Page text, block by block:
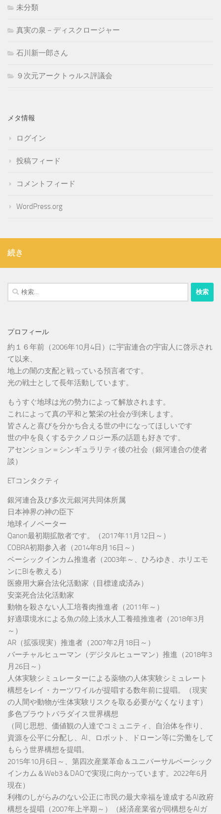
未分類
真実の泉－ディスクロージャー
石川新一郎さん
９次元アークトゥルス評議会
メタ情報
ログイン
投稿フィード
コメントフィード
WordPress.org
続き
検
索:
プロフィール
約１６年前（2006年10月4日）に宇宙連合の宇宙人に啓示され
て以来、
地上の闇の支配と戦っている預言者です。
光の戦士として長年活動しています。
もうすぐ地球は光の勢力によって解放されます。
これによって真の平和と繁栄の社会が到来します。
皆さんと喜びを分かち合える世の中になってほしいです
世の中を良くするテクノロジー系の話題も好きです。
アセンション＝シンギュラリティ後の社会（銀河連合の使者
談）
ETコンタクティ
銀河連合及び多次元銀河共同体所属
日本神界の神の臣下
地球イノベーター
Qanon最初期拡散者です。（2017年11月12日～）
COBRA初期参入者（2014年8月16日～）
ベーシックインカム推進者（2003年～、ひろゆき、ホリエモ
ンにBIを教える）
医療用大麻合法化活動家（目標達成済み）
安楽死合法化活動家
動物を殺さない人工培養肉推進者（2011年～）
好適環境水による魚の陸上淡水人工養殖推進者（2018年3月
～）
AR（拡張現実）推進者（2007年2月18日～）
バーチャルヒューマン（デジタルヒューマン）推進（2018年3
月26日～）
人体実験シミュレーターによる薬物の人体実験シミュレート
構想をレイ・カーツワイルが提唱する数年前に提唱。（現実
の人間や動物が生体実験リスクを取る必要がなくなります）
多色プラウトパラダイス世界構想
（同じ思想、価値観の人達でコミュニティ、自治体を作り、
資源を公平に分配し、AI、ロボット、ドローン等に労働をして
もらう世界構想を提唱。
2015年10月6日～、第四次産業革命＆ユニバーサルベーシック
インカム＆Web3＆DAOで実現に向かっています。2022年6月
現在）
利権のしがらみのない公正に市民の最大幸福を達成するAI政府
構想を提唱（2007年上半期～）（経済産業省が同構想をAIガ